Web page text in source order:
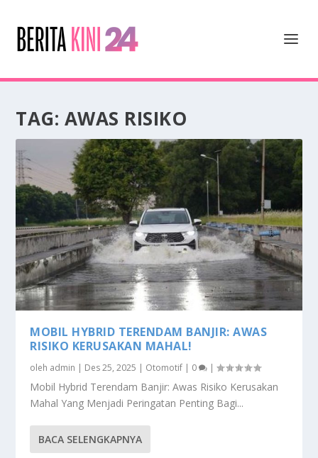
TAG: AWAS RISIKO
MOBIL HYBRID TERENDAM BANJIR: AWAS
RISIKO KERUSAKAN MAHAL!
oleh admin | Des 25, 2025 | Otomotif | 0 |
Mobil Hybrid Terendam Banjir: Awas Risiko Kerusakan
Mahal Yang Menjadi Peringatan Penting Bagi...
BACA SELENGKAPNYA